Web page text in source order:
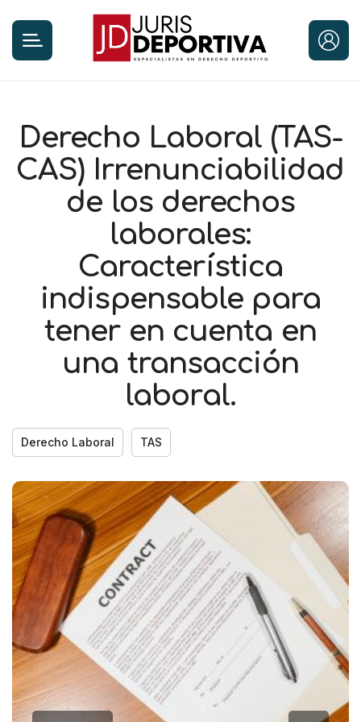
Derecho Laboral (TAS-
CAS) Irrenunciabilidad
de los derechos
laborales:
Característica
indispensable para
tener en cuenta en
una transacción
laboral.
Derecho Laboral TAS